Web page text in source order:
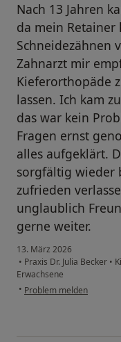
Nach 13 Jahren
da mein
Schneidezähnen
Zahnarzt mir
Kieferorthopäde
lassen. Ich kam
das war kein
Fragen ernst
alles aufgeklärt.
sorgfältig wieder
zufrieden
unglaublich
gerne weiter.
13. März 2026
• Praxis Dr. Julia Becker •
Erwachsene
• Problem melden